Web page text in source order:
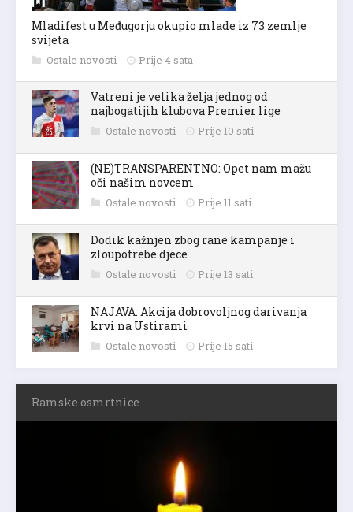
Mladifest u Međugorju okupio mlade iz 73 zemlje
svijeta
Ostale novosti Prije 4 sata
Vatreni je velika želja jednog od
najbogatijih klubova Premier lige
Ostale novosti Prije 10 sati
(NE)TRANSPARENTNO: Opet nam mažu
oči našim novcem
Ostale novosti Prije 11 sati
Dodik kažnjen zbog rane kampanje i
zloupotrebe djece
Ostale novosti Prije 13 sati
NAJAVA: Akcija dobrovoljnog darivanja
krvi na Ustirami
Ostale novosti Prije 15 sati
Ramske osmrtnice